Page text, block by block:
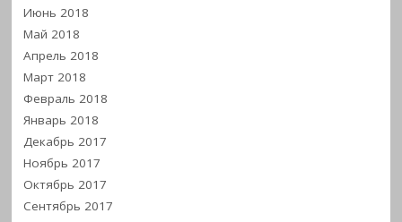
Июнь 2018
Май 2018
Апрель 2018
Март 2018
Февраль 2018
Январь 2018
Декабрь 2017
Ноябрь 2017
Октябрь 2017
Сентябрь 2017